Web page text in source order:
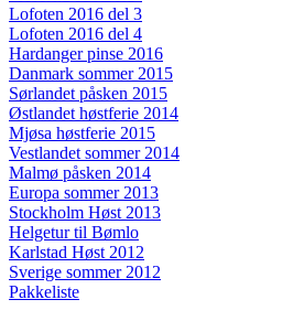
Lofoten 2016 del 3
Lofoten 2016 del 4
Hardanger pinse 2016
Danmark sommer 2015
Sørlandet påsken 2015
Østlandet høstferie 2014
Mjøsa høstferie 2015
Vestlandet sommer 2014
Malmø påsken 2014
Europa sommer 2013
Stockholm Høst 2013
Helgetur til Bømlo
Karlstad Høst 2012
Sverige sommer 2012
Pakkeliste